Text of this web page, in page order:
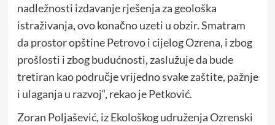
nadležnosti izdavanje rješenja za geološka
istraživanja, ovo konačno uzeti u obzir. Smatram
da prostor opštine Petrovo i cijelog Ozrena, i zbog
prošlosti i zbog budućnosti, zaslužuje da bude
tretiran kao područje vrijedno svake zaštite, pažnje
i ulaganja u razvoj“, rekao je Petković.
Zoran Poljašević, iz Ekološkog udruženja Ozrenski